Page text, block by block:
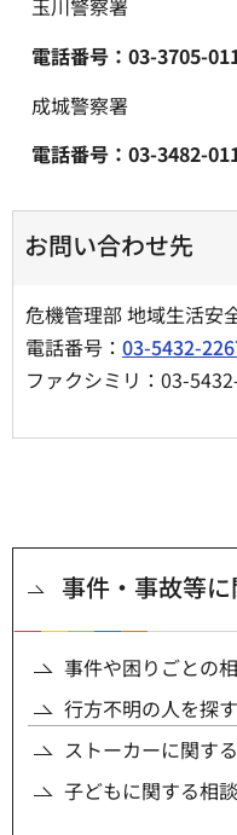
玉川警察署
電話番号：03-3705-
成城警察署
電話番号：03-3482-
お問い合わせ先
危機管理部 地域生活安
電話番号： 03-5432-
ファクシミリ：03-
事件・事故等
事件や困りごとの
行方不明の人を探
ストーカーに関す
子どもに関する相談